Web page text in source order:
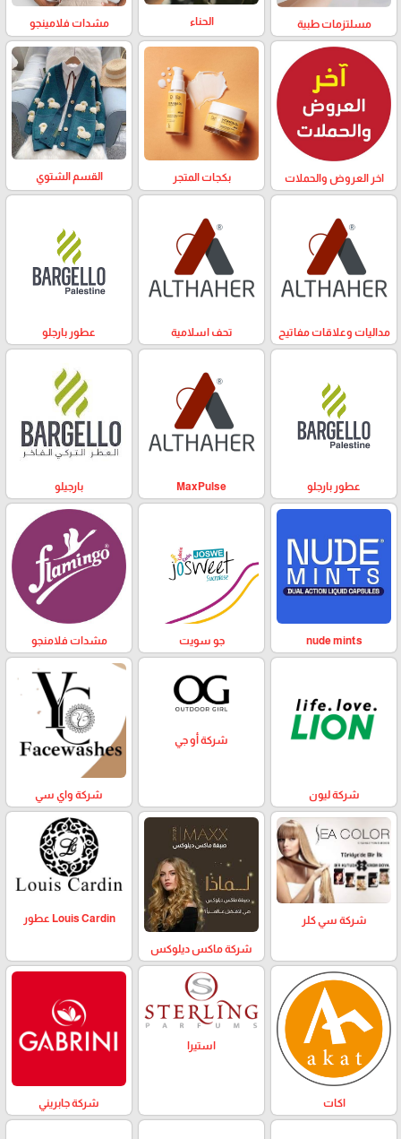
مسلتزمات طبية الحناء مشدات فلامينجو
اخر العروض والحملات بكجات المتجر القسم الشتوي
مداليات وعلاقات مفاتيح تحف اسلامية عطور بارجلو
عطور بارجلو MaxPulse بارجيلو
nude mints جو سويت مشدات فلامنجو
شركة ليون
شركة أو جي
شركة واي سي
شركة سي كلر
شركة ماكس ديلوكس
Louis Cardin عطور
اكات
استيرا
شركة جابريني